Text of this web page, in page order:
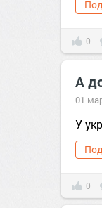
0
А
01
У
0